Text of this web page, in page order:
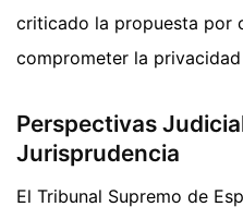
criticado la propuesta por
comprometer la
Perspectivas
Jurisprudencia
El Tribunal Supremo de